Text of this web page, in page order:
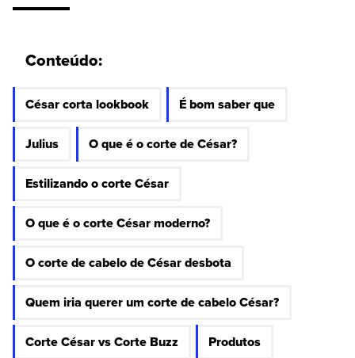
Conteúdo:
César corta lookbook É bom saber que
Julius O que é o corte de César?
Estilizando o corte César
O que é o corte César moderno?
O corte de cabelo de César desbota
Quem iria querer um corte de cabelo César?
Corte César vs Corte Buzz Produtos